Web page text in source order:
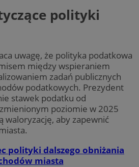
polityki
uwagę, że polityka podatkowa
między wspieraniem
zadań publicznych
podatkowych. Prezydent
stawek podatku od
poziomie w 2025
waloryzację, aby zapewnić
polityki dalszego obniżania
miasta